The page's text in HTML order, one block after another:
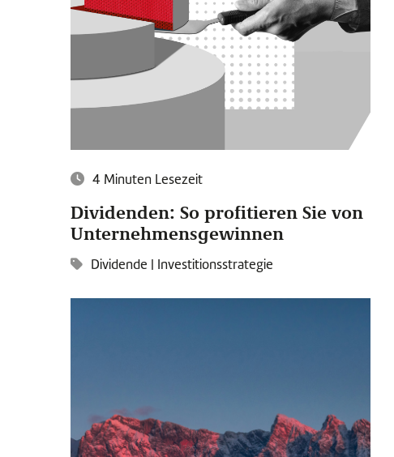
4 Minuten Lesezeit
Dividenden: So profitieren Sie von
Unternehmensgewinnen
Dividende | Investitionsstrategie